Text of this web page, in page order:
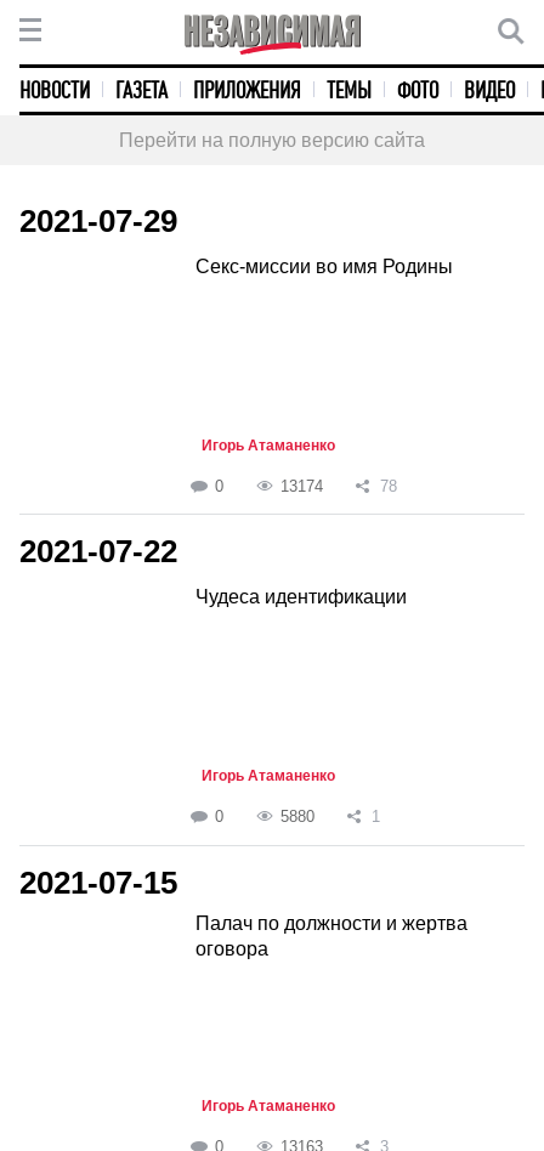
НОВОСТИ ГАЗЕТА ПРИЛОЖЕНИЯ ТЕМЫ ФОТО ВИДЕО
Перейти на полную версию сайта
2021-07-29
Секс-миссии во имя Родины
Игорь Атаманенко
0 13174 78
2021-07-22
Чудеса идентификации
Игорь Атаманенко
0 5880 1
2021-07-15
Палач по должности и жертва
оговора
Игорь Атаманенко
0 13163 3